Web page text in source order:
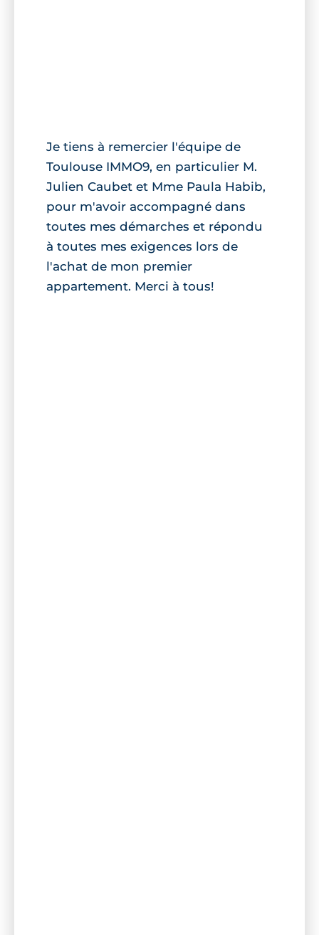
Je tiens à remercier l'équipe de
Toulouse IMMO9, en particulier M.
Julien Caubet et Mme Paula Habib,
pour m'avoir accompagné dans
toutes mes démarches et répondu
à toutes mes exigences lors de
l'achat de mon premier
appartement. Merci à tous!